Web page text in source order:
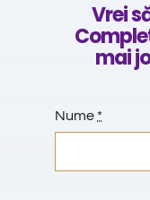
FORMULAR
Vrei
mai
Nume *